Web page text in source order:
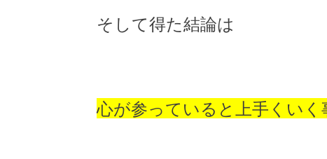
そして得た結論は
心が参っていると上手くい